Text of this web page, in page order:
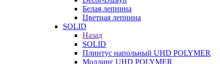
Белая лепнина
Цветная лепнина
SOLID
Назад
SOLID
Плинтус напольный UHD POLYMER
Молдинг UHD POLYMER